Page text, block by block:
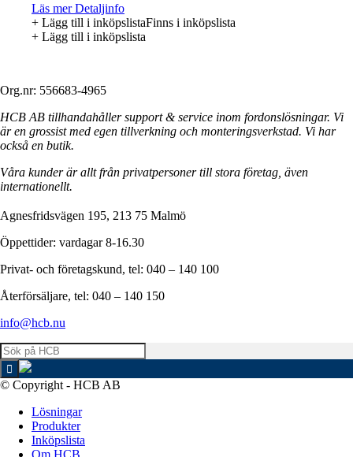
Läs merDetaljinfo
+ Lägg till i inköpslistaFinns i inköpslista
+ Lägg till i inköpslista
Org.nr: 556683-4965
HCB AB tillhandahåller support & service inom fordonslösningar. Vi
är en grossist med egen tillverkning och monteringsverkstad. Vi har
också en butik.
Våra kunder är allt från privatpersoner till stora företag, även
internationellt.
Agnesfridsvägen 195, 213 75 Malmö
Öppettider: vardagar 8-16.30
Privat- och företagskund, tel: 040 – 140 100
Återförsäljare, tel: 040 – 140 150
info@hcb.nu
© Copyright - HCB AB
Lösningar
Produkter
Inköpslista
Om HCB